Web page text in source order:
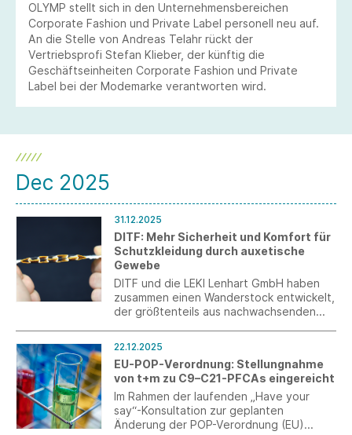
OLYMP stellt sich in den Unternehmensbereichen
Corporate Fashion und Private Label personell neu auf.
An die Stelle von Andreas Telahr rückt der
Vertriebsprofi Stefan Klieber, der künftig die
Geschäftseinheiten Corporate Fashion und Private
Label bei der Modemarke verantworten wird.
Dec 2025
31.12.2025
DITF: Mehr Sicherheit und Komfort für
Schutzkleidung durch auxetische
Gewebe
DITF und die LEKI Lenhart GmbH haben
zusammen einen Wanderstock entwickelt,
der größtenteils aus nachwachsenden
in der Outdoor-Branche eine hohe
Leistungsfähigkeit bieten.
22.12.2025
EU-POP-Verordnung: Stellungnahme
von t+m zu C9–C21-PFCAs eingereicht
Im Rahmen der laufenden „Have your
say“-Konsultation zur geplanten
Änderung der POP-Verordnung (EU)